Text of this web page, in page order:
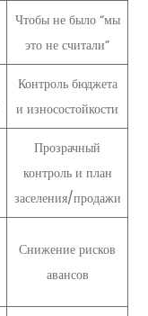
Чтобы не было “мы
это не считали”
Контроль бюджета
и износостойкости
Прозрачный
контроль и план
заселения/продажи
Снижение рисков
авансов